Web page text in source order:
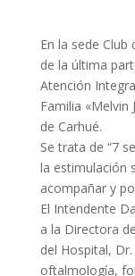
En la sede
de la última
Atención
Familia «Melvin
de Carhué.
Se trata de “7
la estimulación
acompañar y
El Intendente
a la Directora
del Hospital,
oftalmología,